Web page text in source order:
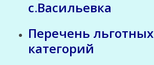
с.Васильевка
Перечень льготных
категорий